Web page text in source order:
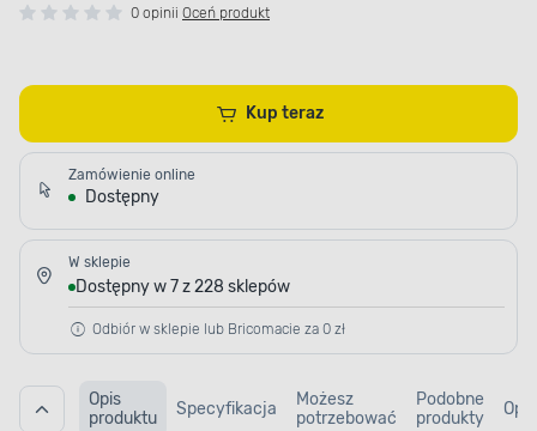
0 opinii Oceń produkt
Kup teraz
Zamówienie online
Dostępny
W sklepie
Dostępny w 7 z 228 sklepów
Odbiór w sklepie lub Bricomacie za 0 zł
Opis
produktu
Specyfikacja
Możesz
potrzebować
Podobne
produkty